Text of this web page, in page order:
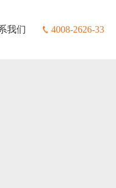
我们 4008-2626-33